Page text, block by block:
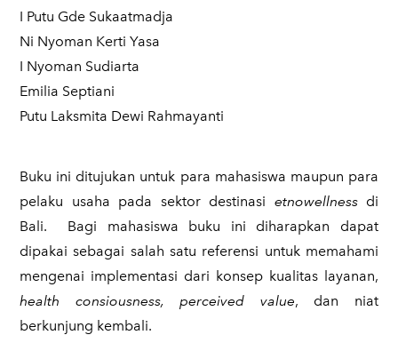
I Putu Gde Sukaatmadja
Ni Nyoman Kerti Yasa
I Nyoman Sudiarta
Emilia Septiani
Putu Laksmita Dewi Rahmayanti
Buku ini ditujukan untuk para mahasiswa maupun para
pelaku usaha pada sektor destinasi etnowellnessdi
Bali. Bagi mahasiswa buku ini diharapkan dapat
dipakai sebagai salah satu referensi untuk memahami
mengenai implementasi dari konsep kualitas layanan,
health consiousness, perceived value, dan niat
berkunjung kembali.